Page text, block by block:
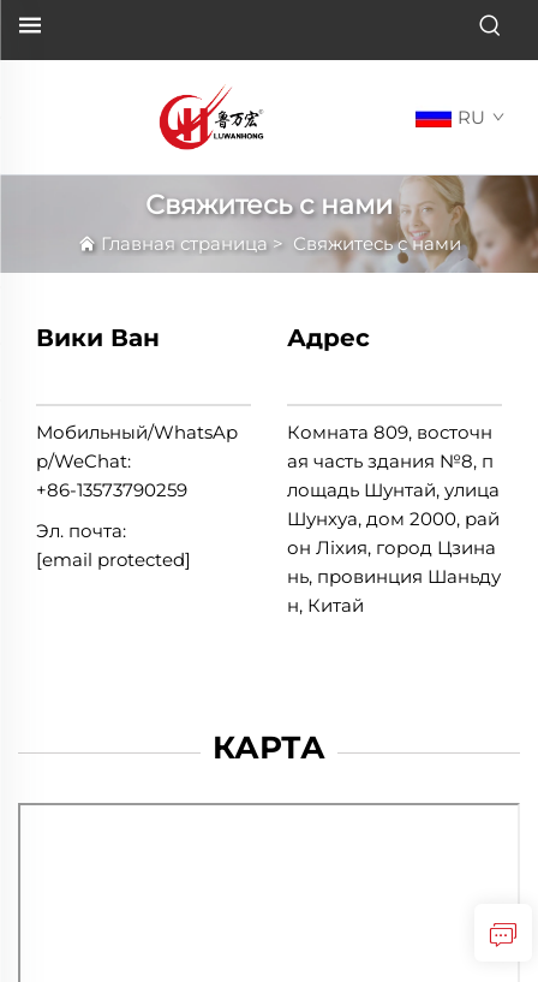
RU
Свяжитесь с нами
Главная страница> Свяжитесь с нами
Вики Ван
Мобильный/WhatsAp
p/WeChat:
+86-13573790259
Эл. почта:
[email protected]
Адрес
Комната 809, восточн
ая часть здания №8, п
лощадь Шунтай, улица
Шунхуа, дом 2000, рай
он Лixия, город Цзина
нь, провинция Шаньду
н, Китай
КАРТА